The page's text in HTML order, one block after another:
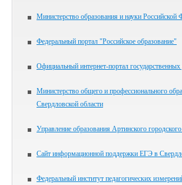
Министерство образования и науки Российской
Федеральный портал "Российское образование"
Официальный интернет-портал государственных
Министерство общего и профессионального
Свердловской области
Управление образования Артинского
Сайт информационной поддержки ЕГЭ в
Федеральный институт педагогических